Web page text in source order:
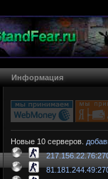
Информация
Новые 10 серверов.